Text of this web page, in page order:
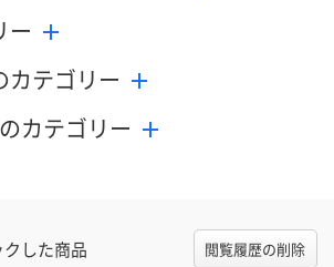
ー
カテゴリー
カテゴリー
した商品 閲覧履歴の削除